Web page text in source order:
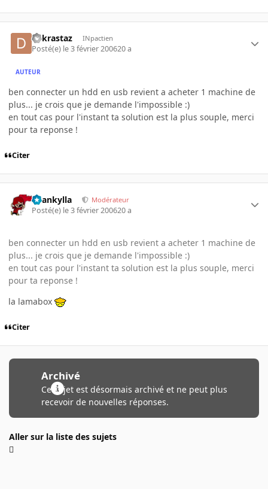
dekrastaz INpactien
Posté(e) le 3 février 200620 a
AUTEUR
ben connecter un hdd en usb revient a acheter 1 machine de
plus... je crois que je demande l'impossible :)
en tout cas pour l'instant ta solution est la plus souple, merci
pour ta reponse !
Citer
beankylla Modérateur
Posté(e) le 3 février 200620 a
ben connecter un hdd en usb revient a acheter 1 machine de
plus... je crois que je demande l'impossible :)
en tout cas pour l'instant ta solution est la plus souple, merci
pour ta reponse !
la lamabox
Citer
Archivé
Ce sujet est désormais archivé et ne peut plus
recevoir de nouvelles réponses.
Aller sur la liste des sujets